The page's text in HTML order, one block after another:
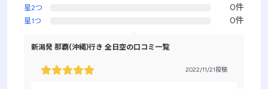
星2つ 0件
星1つ 0件
新潟発 那覇(沖縄)行き 全日空の口コミ一覧
2022/11/21投稿